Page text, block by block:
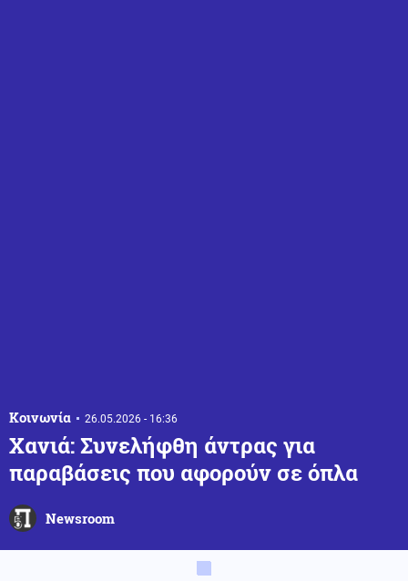
Κοινωνία 26.05.2026 - 16:36
Χανιά: Συνελήφθη άντρας για
παραβάσεις που αφορούν σε όπλα
Newsroom